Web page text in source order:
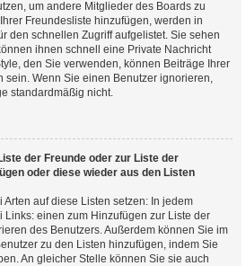
um andere Mitglieder des Boards zu
Freundesliste hinzufügen, werden in
den schnellen Zugriff aufgelistet. Sie sehen
ihnen schnell eine Private Nachricht
den Sie verwenden, können Beiträge Ihrer
sein. Wenn Sie einen Benutzer ignorieren,
standardmäßig nicht.
der Freunde oder zur Liste der
oder diese wieder aus den Listen
auf diese Listen setzen: In jedem
Links: einen zum Hinzufügen zur Liste der
des Benutzers. Außerdem können Sie im
zu den Listen hinzufügen, indem Sie
An gleicher Stelle können Sie sie auch